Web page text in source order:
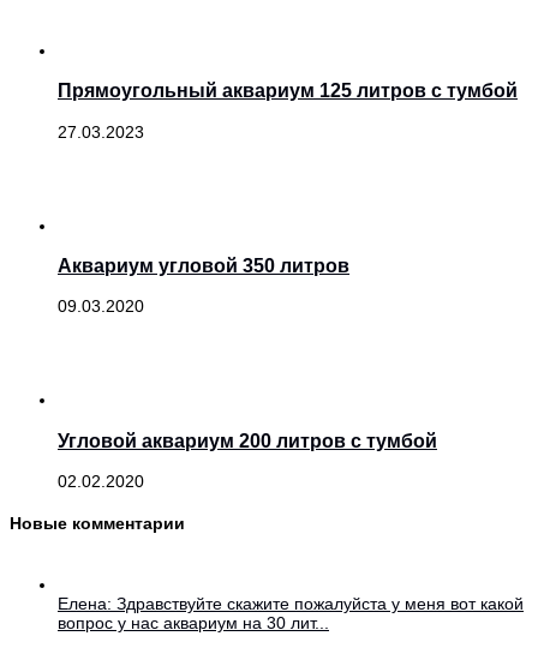
Прямоугольный аквариум 125 литров с тумбой
27.03.2023
Аквариум угловой 350 литров
09.03.2020
Угловой аквариум 200 литров с тумбой
02.02.2020
Новые комментарии
Елена: Здравствуйте скажите пожалуйста у меня вот какой
вопрос у нас аквариум на 30 лит...